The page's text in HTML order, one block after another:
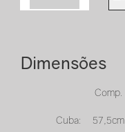
Dimensões
Comp.
Cuba: 57,5cm